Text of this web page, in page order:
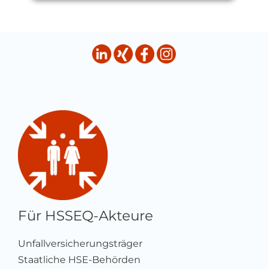
Für HSSEQ-Akteure
Unfallversicherungsträger
Staatliche HSE-Behörden